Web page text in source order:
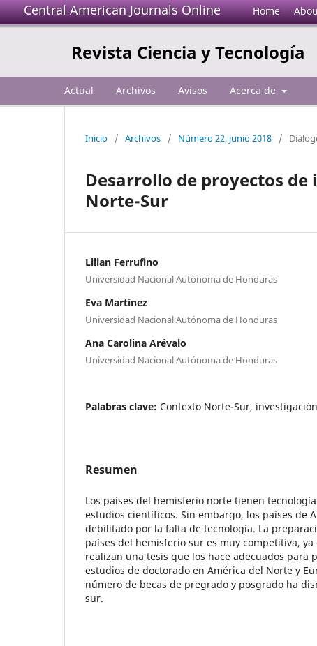
Central American Journals Online Home
Revista Ciencia y Tecnología
Actual Archivos Avisos Acerca de
Inicio / Archivos / Número 22, junio 2018 /
Desarrollo de proyectos
Norte-Sur
Lilian Ferrufino
Universidad Nacional Autónoma de Honduras
Eva Martínez
Universidad Nacional Autónoma de Honduras
Ana Carolina Arévalo
Universidad Nacional Autónoma de Honduras
Palabras clave: Contexto Norte-Sur,
Resumen
Los países del hemisferio norte tienen
estudios científicos. Sin embargo, los países de
debilitado por la falta de tecnología. La
países del hemisferio sur es muy competitiva,
realizan una tesis que los hace adecuados para
estudios de doctorado en América del Norte y
número de becas de pregrado y posgrado ha
sur.